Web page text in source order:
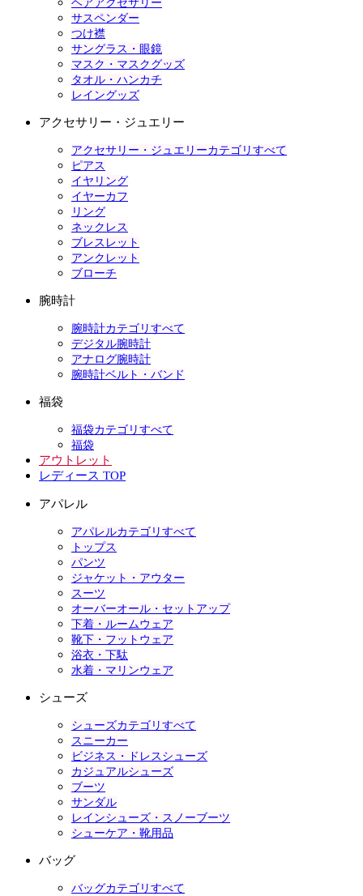
ヘアアクセサリー
サスペンダー
つけ襟
サングラス・眼鏡
マスク・マスクグッズ
タオル・ハンカチ
レイングッズ
アクセサリー・ジュエリー
アクセサリー・ジュエリーカテゴリすべて
ピアス
イヤリング
イヤーカフ
リング
ネックレス
ブレスレット
アンクレット
ブローチ
腕時計
腕時計カテゴリすべて
デジタル腕時計
アナログ腕時計
腕時計ベルト・バンド
福袋
福袋カテゴリすべて
福袋
アウトレット
レディース TOP
アパレル
アパレルカテゴリすべて
トップス
パンツ
ジャケット・アウター
スーツ
オーバーオール・セットアップ
下着・ルームウェア
靴下・フットウェア
浴衣・下駄
水着・マリンウェア
シューズ
シューズカテゴリすべて
スニーカー
ビジネス・ドレスシューズ
カジュアルシューズ
ブーツ
サンダル
レインシューズ・スノーブーツ
シューケア・靴用品
バッグ
バッグカテゴリすべて